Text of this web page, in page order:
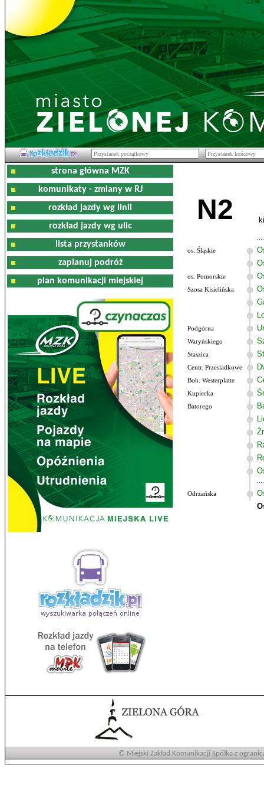
strona główna MZK
komunikaty - zmiany w RJ
rozkład jazdy wg linii
rozkład jazdy wg ulic
lista przystanków
zaplanuj podróż
plan komunikacji miejskiej
N2
os. Śląskie
os. Pomorskie
Szosa Kisielińska
Podgórna
Waryńskiego
Staszica
Centr. Przesiadkowe
Boh. Westerplatte
Kupiecka
Batorego
Odrzańska
© Miejski Zakład Komunikacji Spółka z